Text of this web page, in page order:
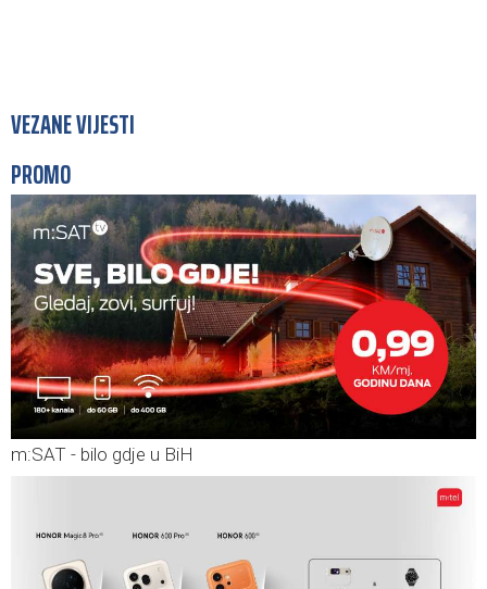
VEZANE VIJESTI
PROMO
m:SAT - bilo gdje u BiH